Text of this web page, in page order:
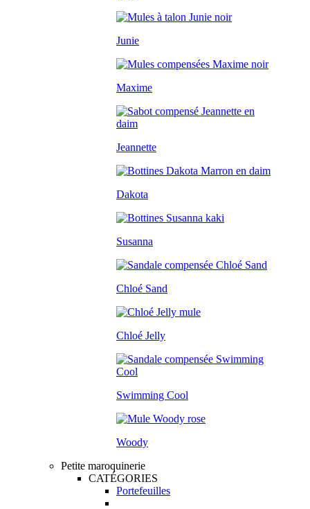
Junie
Maxime
Jeannette
Dakota
Susanna
Chloé Sand
Chloé Jelly
Swimming Cool
Woody
Petite maroquinerie
CATÉGORIES
Portefeuilles